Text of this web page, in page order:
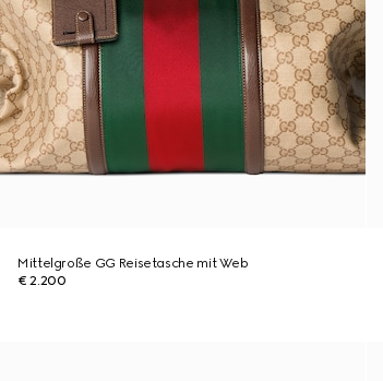
Mittelgroße GG Reisetasche mit Web
€ 2.200